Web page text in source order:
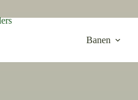
Banen